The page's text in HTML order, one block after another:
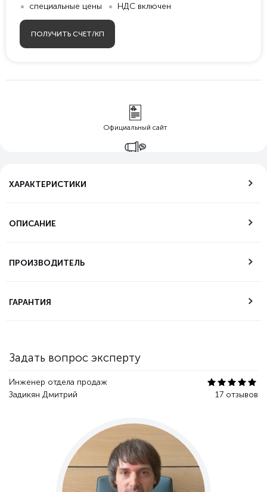
специальные цены
НДС включен
ПОЛУЧИТЬ СЧЕТ/КП
Официальный сайт
Задать вопрос эксперту
Инженер отдела продаж
Задикян Дмитрий
17 отзывов
ХАРАКТЕРИСТИКИ
ОПИСАНИЕ
ПРОИЗВОДИТЕЛЬ
ГАРАНТИЯ